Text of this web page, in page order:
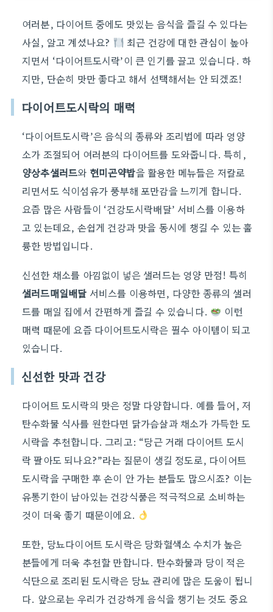
여러분, 다이어트 중에도 맛있는 음식을 즐길 수 있다는
사실, 알고 계셨나요?
최근 건강에 대한 관심이 높아
지면서 ‘다이어트도시락’이 큰 인기를 끌고 있습니다. 하
지만, 단순히 맛만 좋다고 해서 선택해서는 안 되겠죠!
다이어트도시락의 매력
‘다이어트도시락’은 음식의 종류와 조리법에 따라 영양
소가 조절되어 여러분의 다이어트를 도와줍니다. 특히,
양상추샐러드와 현미곤약밥을 활용한 메뉴들은 저칼로
리면서도 식이섬유가 풍부해 포만감을 느끼게 합니다.
요즘 많은 사람들이 ‘건강도시락배달’ 서비스를 이용하
고 있는데요, 손쉽게 건강과 맛을 동시에 챙길 수 있는 훌
륭한 방법입니다.
신선한 채소를 아낌없이 넣은 샐러드는 영양 만점! 특히
샐러드매일배달 서비스를 이용하면, 다양한 종류의 샐러
드를 매일 집에서 간편하게 즐길 수 있습니다.
이런
매력 때문에 요즘 다이어트도시락은 필수 아이템이 되고
있습니다.
신선한 맛과 건강
다이어트 도시락의 맛은 정말 다양합니다. 예를 들어, 저
탄수화물 식사를 원한다면 닭가슴살과 채소가 가득한 도
시락을 추천합니다. 그리고: “당근 거래 다이어트 도시
락 팔아도 되나요?”라는 질문이 생길 정도로, 다이어트
도시락을 구매한 후 손이 안 가는 분들도 많으시죠? 이는
유통기한이 남아있는 건강식품은 적극적으로 소비하는
것이 더욱 좋기 때문이에요.
또한, 당뇨다이어트 도시락은 당화혈색소 수치가 높은
분들에게 더욱 추천할 만합니다. 탄수화물과 당이 적은
식단으로 조리된 도시락은 당뇨 관리에 많은 도움이 됩니
다. 앞으로는 우리가 건강하게 음식을 챙기는 것도 중요